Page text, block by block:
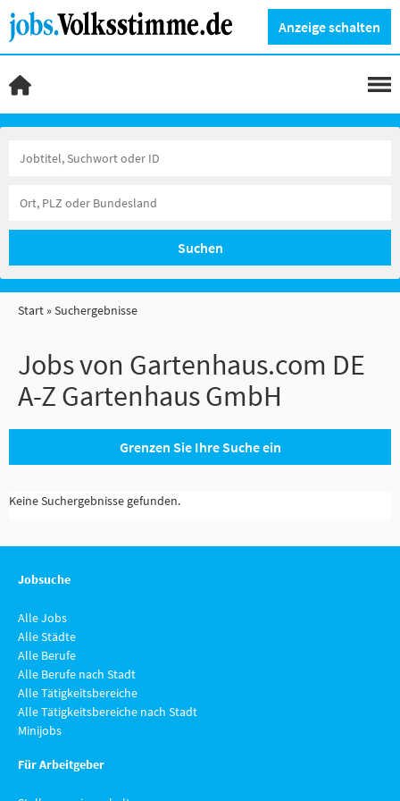
Anzeige schalten
Suchen
Start Suchergebnisse
Jobs von Gartenhaus.com DE
A-Z Gartenhaus GmbH
Grenzen Sie Ihre Suche ein
Keine Suchergebnisse gefunden.
Jobsuche
Alle Jobs
Alle Städte
Alle Berufe
Alle Berufe nach Stadt
Alle Tätigkeitsbereiche
Alle Tätigkeitsbereiche nach Stadt
Minijobs
Für Arbeitgeber